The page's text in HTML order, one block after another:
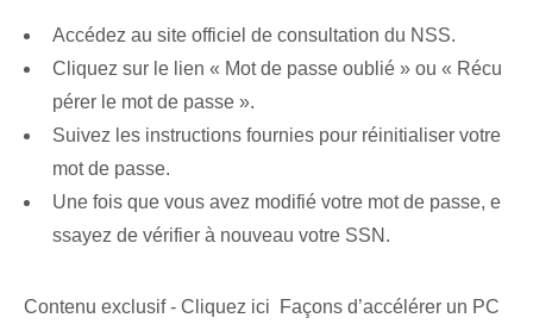
Accédez au site officiel de consultation du NSS.
Cliquez sur le lien « Mot de passe oublié » ou « Récu
pérer le mot de passe ».
Suivez les instructions fournies pour réinitialiser votre
mot de passe.
Une fois que vous avez ⁢modifié⁢ votre mot de passe, e
ssayez de ‌vérifier à nouveau votre SSN.
Contenu exclusif - Cliquez ici Façons d’accélérer un PC